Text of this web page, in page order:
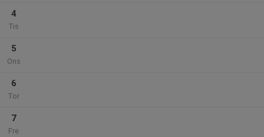
4
Tis
5
Ons
6
Tor
7
Fre